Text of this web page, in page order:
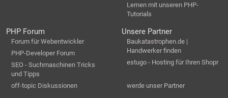
echo
//}
}
Lernen mit unseren PHP-
Tutorials
PHP Forum
Forum für Webentwickler
PHP-Developer Forum
SEO - Suchmaschinen Tricks
und Tipps
off-topic Diskussionen
Unsere Partner
Baukatastrophen.de |
Handwerker finden
estugo - Hosting für Ihren Shopr
werde unser Partner